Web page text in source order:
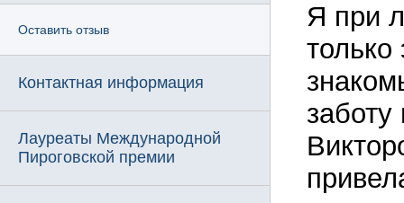
Оставить отзыв
Контактная информация
Лауреаты Международной
Пироговской премии
Я при
только